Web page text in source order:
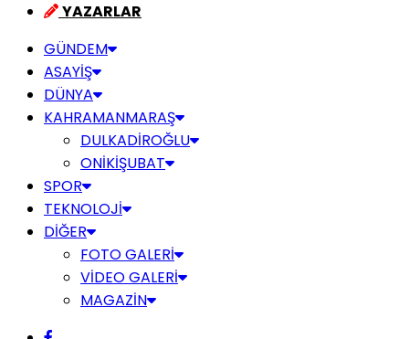
YAZARLAR
GÜNDEM
ASAYİŞ
DÜNYA
KAHRAMANMARAŞ
DULKADİROĞLU
ONİKİŞUBAT
SPOR
TEKNOLOJİ
DİĞER
FOTO GALERİ
VİDEO GALERİ
MAGAZİN